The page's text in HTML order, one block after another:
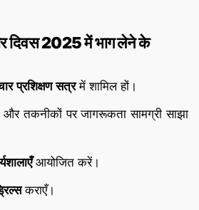
दिवस 2025 में भाग लेने के
प्रशिक्षण सत्रमें शामिल हों।
तकनीकों पर जागरूकता सामग्री साझा
आयोजित करें।
कराएँ।